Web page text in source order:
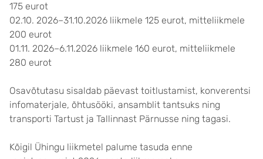
175 eurot
02.10. 2026–31.10.2026 liikmele 125 eurot, mitteliikmele
200 eurot
01.11. 2026–6.11.2026 liikmele 160 eurot, mitteliikmele
280 eurot
Osavõtutasu sisaldab päevast toitlustamist, konverentsi
infomaterjale, õhtusööki, ansamblit tantsuks ning
transporti Tartust ja Tallinnast Pärnusse ning tagasi.
Kõigil Ühingu liikmetel palume tasuda enne